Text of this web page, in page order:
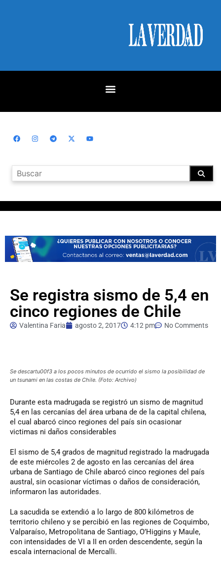
Se registra sismo de 5,4 en
cinco regiones de Chile
Valentina Faria agosto 2, 2017 4:12 pm No Comments
Se descartu00f3 a los pocos minutos de ocurrido el sismo la posibilidad de
un tsunami en las costas de Chile. (Foto: Archivo)
Durante esta madrugada se registró un sismo de magnitud
5,4 en las cercanías del área urbana de de la capital chilena,
el cual abarcó cinco regiones del país sin ocasionar
victimas ni daños considerables
El sismo de 5,4 grados de magnitud registrado la madrugada
de este miércoles 2 de agosto en las cercanías del área
urbana de Santiago de Chile abarcó cinco regiones del país
austral, sin ocasionar víctimas o daños de consideración,
informaron las autoridades.
La sacudida se extendió a lo largo de 800 kilómetros de
territorio chileno y se percibió en las regiones de Coquimbo,
Valparaíso, Metropolitana de Santiago, O’Higgins y Maule,
con intensidades de VI a II en orden descendente, según la
escala internacional de Mercalli.